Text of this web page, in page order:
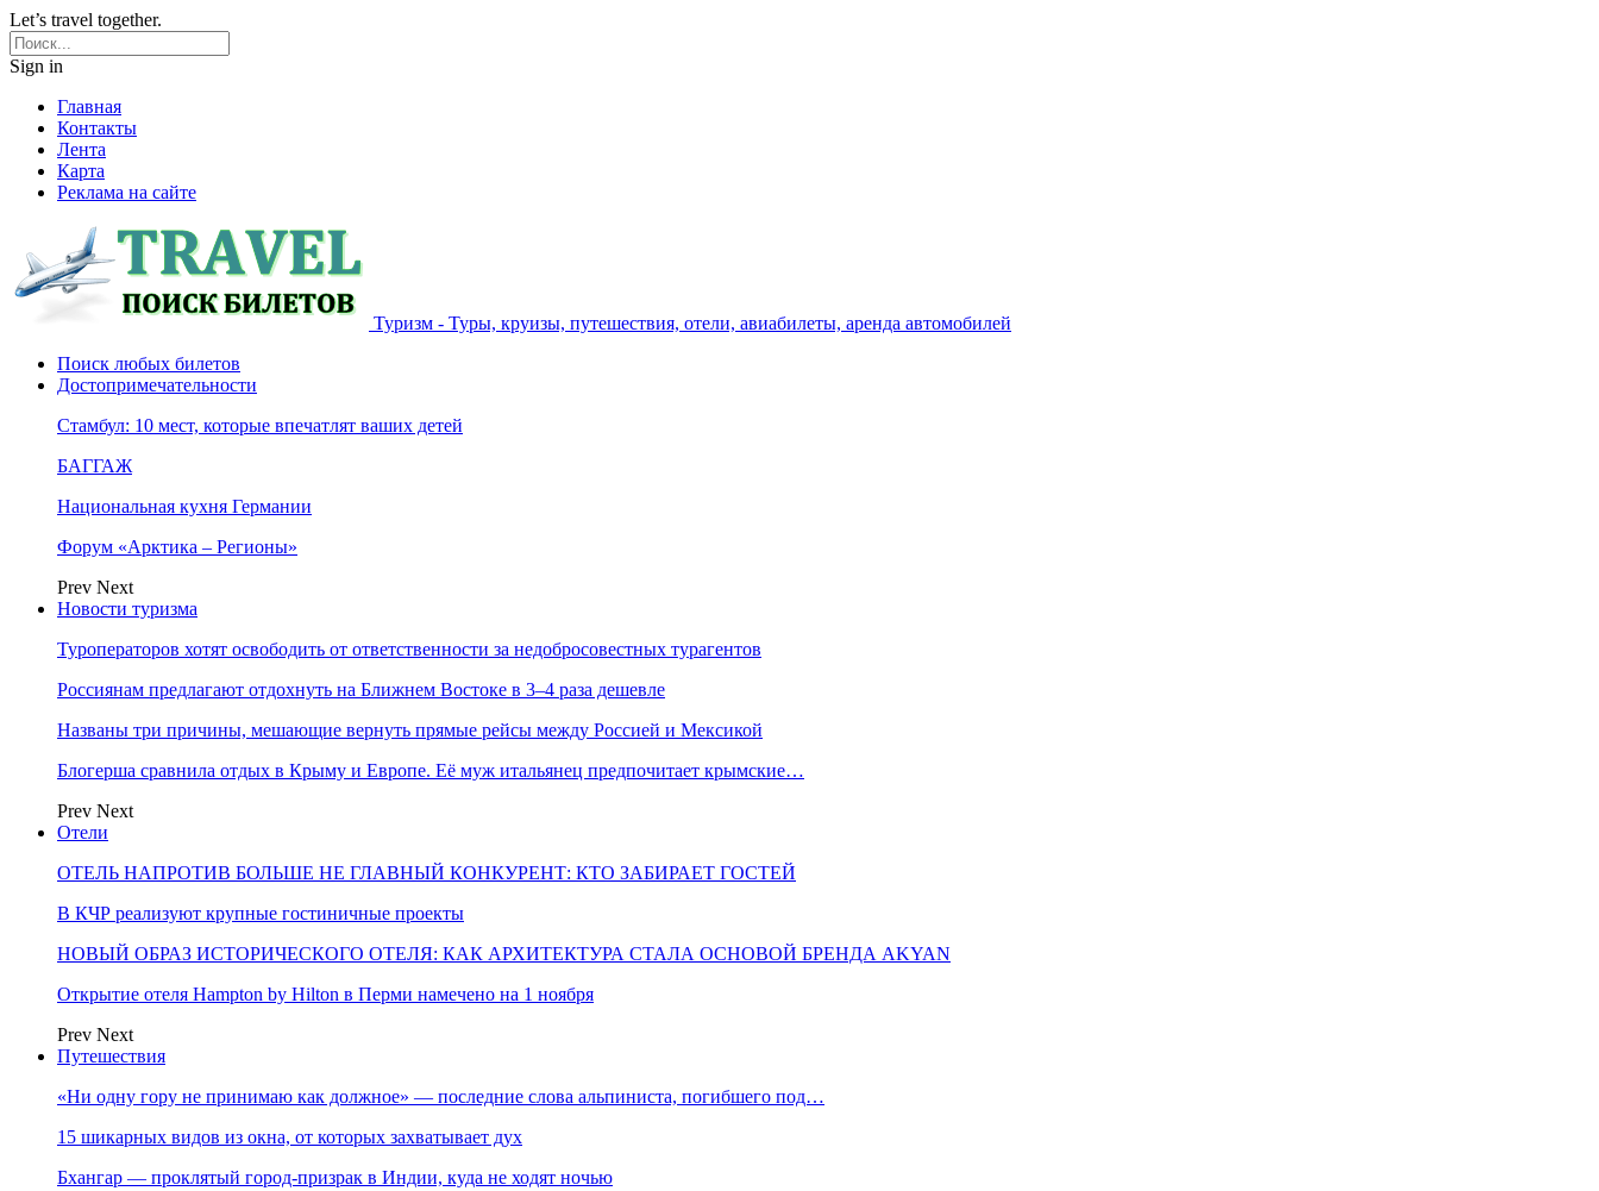
Let’s travel together.
Sign in
Главная
Контакты
Лента
Карта
Реклама на сайте
Туризм - Туры, круизы, путешествия, отели, авиабилеты, аренда автомобилей
Поиск любых билетов
Достопримечательности
Стамбул: 10 мест, которые впечатлят ваших детей
БАГГАЖ
Национальная кухня Германии
Форум «Арктика – Регионы»
Prev Next
Новости туризма
Туроператоров хотят освободить от ответственности за недобросовестных турагентов
Россиянам предлагают отдохнуть на Ближнем Востоке в 3–4 раза дешевле
Названы три причины, мешающие вернуть прямые рейсы между Россией и Мексикой
Блогерша сравнила отдых в Крыму и Европе. Её муж итальянец предпочитает крымские…
Prev Next
Отели
ОТЕЛЬ НАПРОТИВ БОЛЬШЕ НЕ ГЛАВНЫЙ КОНКУРЕНТ: КТО ЗАБИРАЕТ ГОСТЕЙ
В КЧР реализуют крупные гостиничные проекты
НОВЫЙ ОБРАЗ ИСТОРИЧЕСКОГО ОТЕЛЯ: КАК АРХИТЕКТУРА СТАЛА ОСНОВОЙ БРЕНДА AKYAN
Открытие отеля Hampton by Hilton в Перми намечено на 1 ноября
Prev Next
Путешествия
«Ни одну гору не принимаю как должное» — последние слова альпиниста, погибшего под…
15 шикарных видов из окна, от которых захватывает дух
Бхангар — проклятый город-призрак в Индии, куда не ходят ночью